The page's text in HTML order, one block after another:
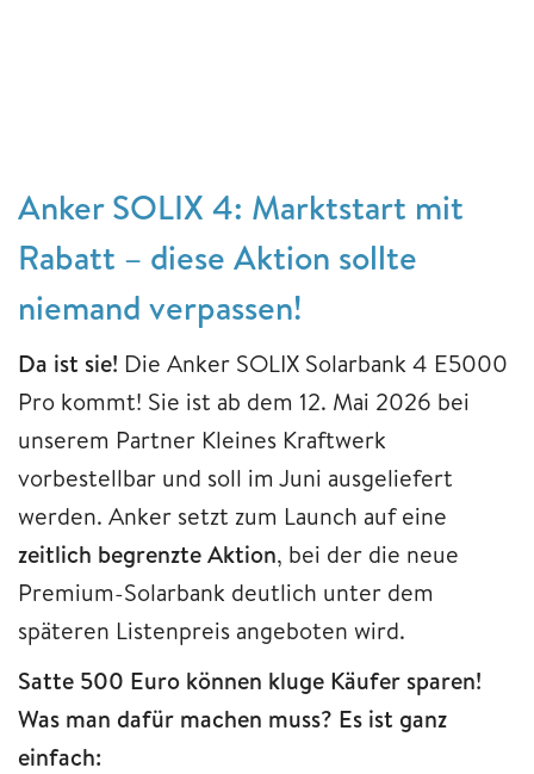
Anker SOLIX 4: Marktstart mit
Rabatt – diese Aktion sollte
niemand verpassen!
Da ist sie! Die Anker SOLIX Solarbank 4 E5000
Pro kommt! Sie ist ab dem 12. Mai 2026 bei
unserem Partner Kleines Kraftwerk
vorbestellbar und soll im Juni ausgeliefert
werden. Anker setzt zum Launch auf eine
zeitlich begrenzte Aktion, bei der die neue
Premium-Solarbank deutlich unter dem
späteren Listenpreis angeboten wird.
Satte 500 Euro können kluge Käufer sparen!
Was man dafür machen muss? Es ist ganz
einfach: